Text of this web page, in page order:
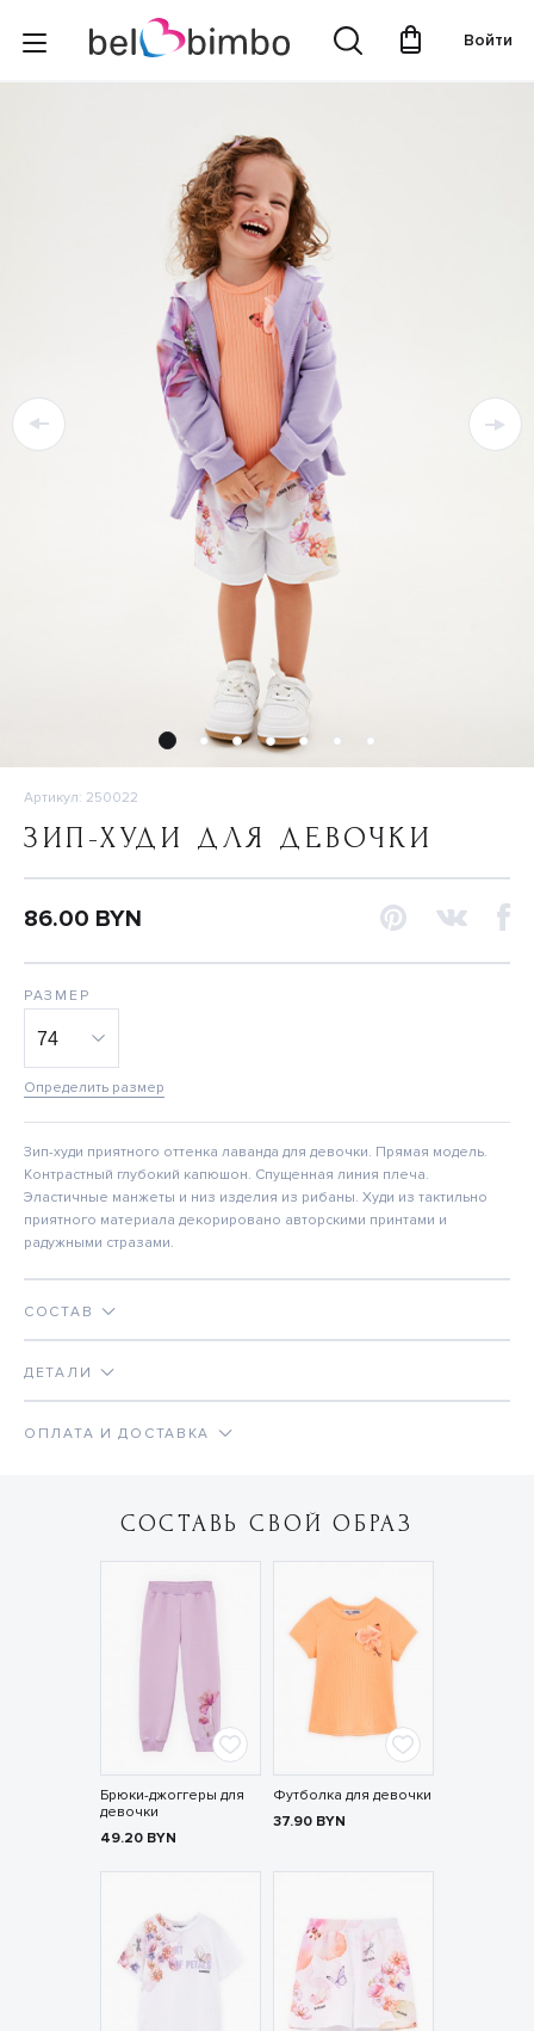
Войти
Артикул: 250022
ЗИП-ХУДИ ДЛЯ ДЕВОЧКИ
86.00 BYN
РАЗМЕР
Определить размер
Зип-худи приятного оттенка лаванда для девочки. Прямая модель.
Контрастный глубокий капюшон. Спущенная линия плеча.
Эластичные манжеты и низ изделия из рибаны. Худи из тактильно
приятного материала декорировано авторскими принтами и
радужными стразами.
СОСТАВ
ДЕТАЛИ
ОПЛАТА И ДОСТАВКА
СОСТАВЬ СВОЙ ОБРАЗ
Брюки-джоггеры для
девочки
49.20 BYN
Футболка для девочки
37.90 BYN